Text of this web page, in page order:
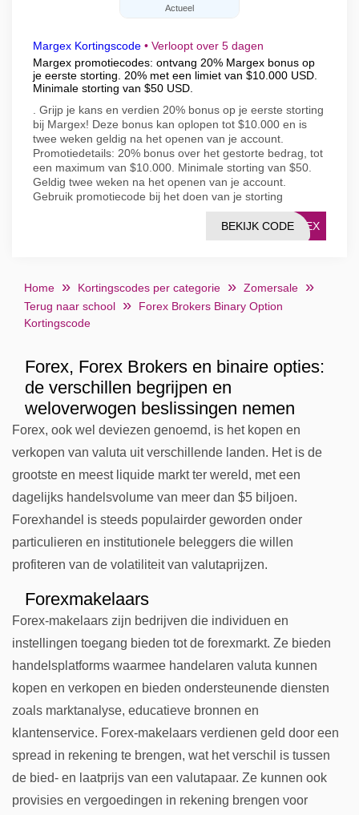
Actueel
Margex Kortingscode • Verloopt over 5 dagen
Margex promotiecodes: ontvang 20% Margex bonus op
je eerste storting. 20% met een limiet van $10.000 USD.
Minimale storting van $50 USD.
. Grijp je kans en verdien 20% bonus op je eerste storting
bij Margex! Deze bonus kan oplopen tot $10.000 en is
twee weken geldig na het openen van je account.
Promotiedetails: 20% bonus over het gestorte bedrag, tot
een maximum van $10.000. Minimale storting van $50.
Geldig twee weken na het openen van je account.
Gebruik promotiecode bij het doen van je storting
RGEX
BEKIJK CODE
Home Kortingscodes per categorie
Zomersale
Terug naar school
Forex Brokers Binary Option
Kortingscode
Forex, Forex Brokers en binaire opties:
de verschillen begrijpen en
weloverwogen beslissingen nemen
Forex, ook wel deviezen genoemd, is het kopen en
verkopen van valuta uit verschillende landen. Het is de
grootste en meest liquide markt ter wereld, met een
dagelijks handelsvolume van meer dan $5 biljoen.
Forexhandel is steeds populairder geworden onder
particulieren en institutionele beleggers die willen
profiteren van de volatiliteit van valutaprijzen.
Forexmakelaars
Forex-makelaars zijn bedrijven die individuen en
instellingen toegang bieden tot de forexmarkt. Ze bieden
handelsplatforms waarmee handelaren valuta kunnen
kopen en verkopen en bieden ondersteunende diensten
zoals marktanalyse, educatieve bronnen en
klantenservice. Forex-makelaars verdienen geld door een
spread in rekening te brengen, wat het verschil is tussen
de bied- en laatprijs van een valutapaar. Ze kunnen ook
provisies en vergoedingen in rekening brengen voor